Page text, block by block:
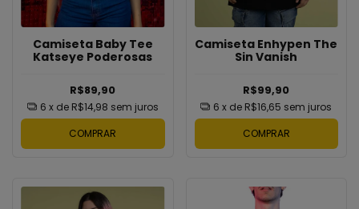
Camiseta Baby Tee
Katseye Poderosas
R$89,90
6 x de R$14,98 sem juros
COMPRAR
Camiseta Enhypen The
Sin Vanish
R$99,90
6 x de R$16,65 sem juros
COMPRAR